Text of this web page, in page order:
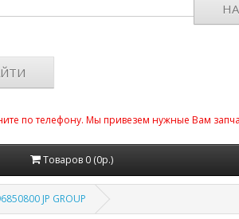
по телефону. Мы привезем нужные Вам
Товаров 0 (0р.)
JP GROUP